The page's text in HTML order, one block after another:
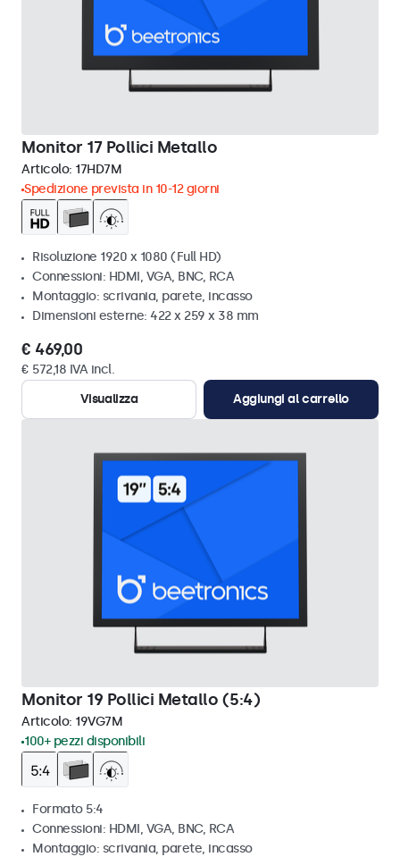
Monitor 17 Pollici Metallo
Articolo: 17HD7M
Spedizione prevista in 10-12 giorni
Risoluzione 1920 x 1080 (Full HD)
Connessioni: HDMI, VGA, BNC, RCA
Montaggio: scrivania, parete, incasso
Dimensioni esterne: 422 x 259 x 38 mm
€ 469,00
€ 572,18 IVA incl.
Visualizza
Aggiungi al carrello
Monitor 19 Pollici Metallo (5:4)
Articolo: 19VG7M
100+ pezzi disponibili
Formato 5:4
Connessioni: HDMI, VGA, BNC, RCA
Montaggio: scrivania, parete, incasso